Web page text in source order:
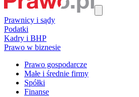
Prawnicy i sądy
Podatki
Kadry i BHP
Prawo w biznesie
Prawo gospodarcze
Małe i średnie firmy
Spółki
Finanse